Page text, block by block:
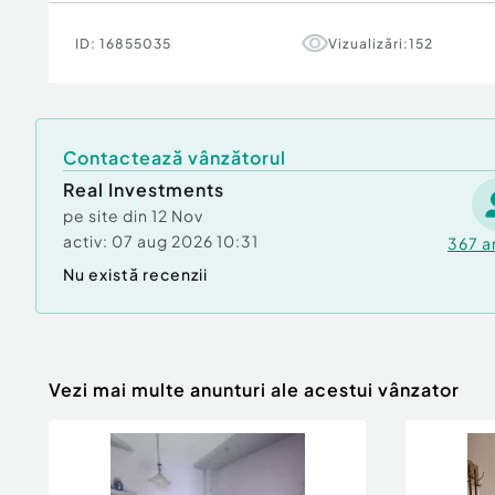
???? Pentru mai multe detalii și programarea
privat.
1
Tip imobil:Bloc de apartamente
ID: 16855035 Vizualizări:152
Contactează vânzătorul
Real Investments
pe site din 12 Nov
activ: 07 aug 2026 10:31 367
Nu există recenzii
Vezi mai multe anunturi ale acestui vânzator